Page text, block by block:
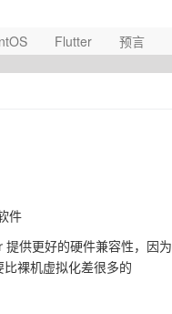
Flutter 预言
件
供更好的硬件兼容性，因为
裸机虚拟化差很多的